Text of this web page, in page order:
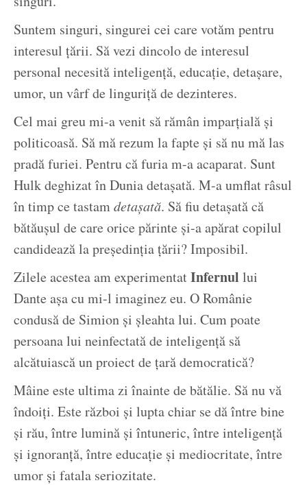
Suntem singuri, singurei cei care votăm pentru
interesul țării. Să vezi dincolo de interesul
personal necesită inteligență, educație, detașare,
umor, un vârf de linguriță de dezinteres.
Cel mai greu mi-a venit să rămân imparțială și
politicoasă. Să mă rezum la fapte și să nu mă las
pradă furiei. Pentru că furia m-a acaparat. Sunt
Hulk deghizat în Dunia detașată. M-a umflat râsul
în timp ce tastamdetașată. Să fiu detașată că
bătăușul de care orice părinte și-a apărat copilul
candidează la președinția țării? Imposibil.
Zilele acestea am experimentatInfernul lui
Dante așa cu mi-l imaginez eu. O Românie
condusă de Simion și șleahta lui. Cum poate
persoana lui neinfectată de inteligență să
alcătuiască un proiect de țară democratică?
Mâine este ultima zi înainte de bătălie. Să nu vă
îndoiți. Este război și lupta chiar se dă între bine
și rău, între lumină și întuneric, între inteligență
și ignoranță, între educație și mediocritate, între
umor și fatala seriozitate.